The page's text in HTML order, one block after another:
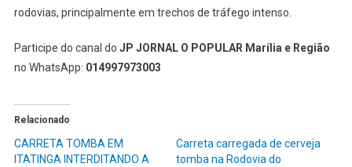
rodovias, principalmente em trechos de tráfego intenso.
Participe do canal do JP JORNAL O POPULAR Marília e Região
no WhatsApp: 014997973003
Relacionado
CARRETA TOMBA EM
ITATINGA INTERDITANDO A
Carreta carregada de cerveja
tomba na Rodovia do